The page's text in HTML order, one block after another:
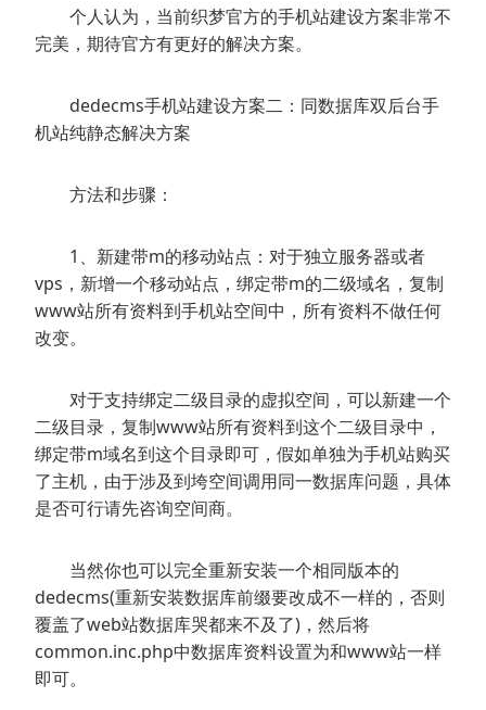
个人认为，当前织梦官方的手机站建设方案非常不
完美，期待官方有更好的解决方案。
dedecms手机站建设方案二：同数据库双后台手
机站纯静态解决方案
方法和步骤：
1、新建带m的移动站点：对于独立服务器或者
vps，新增一个移动站点，绑定带m的二级域名，复制
www站所有资料到手机站空间中，所有资料不做任何
改变。
对于支持绑定二级目录的虚拟空间，可以新建一个
二级目录，复制www站所有资料到这个二级目录中，
绑定带m域名到这个目录即可，假如单独为手机站购买
了主机，由于涉及到垮空间调用同一数据库问题，具体
是否可行请先咨询空间商。
当然你也可以完全重新安装一个相同版本的
dedecms(重新安装数据库前缀要改成不一样的，否则
覆盖了web站数据库哭都来不及了)，然后将
common.inc.php中数据库资料设置为和www站一样
即可。